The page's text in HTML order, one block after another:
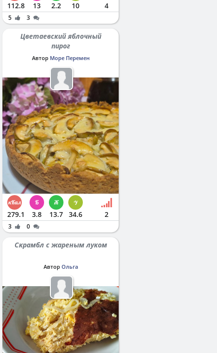
112.8 13 2.2 10 4
5 3
Цветаевский яблочный
пирог
Автор Море Перемен
279.1 3.8 13.7 34.6 2
3 0
Скрамбл с жареным луком
Автор Ольга